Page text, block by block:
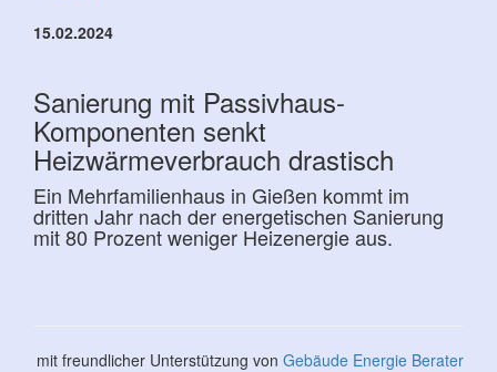
15.02.2024
Sanierung mit Passivhaus-
Komponenten senkt
Heizwärmeverbrauch drastisch
Ein Mehrfamilienhaus in Gießen kommt im
dritten Jahr nach der energetischen Sanierung
mit 80 Prozent weniger Heizenergie aus.
mit freundlicher Unterstützung von Gebäude Energie Berater